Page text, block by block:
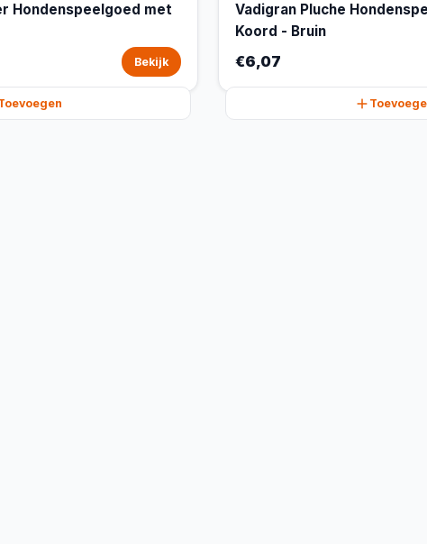
Hondenspeelgoed met
Bekijk
Vadigran Pluche
Koord - Bruin
€6,07